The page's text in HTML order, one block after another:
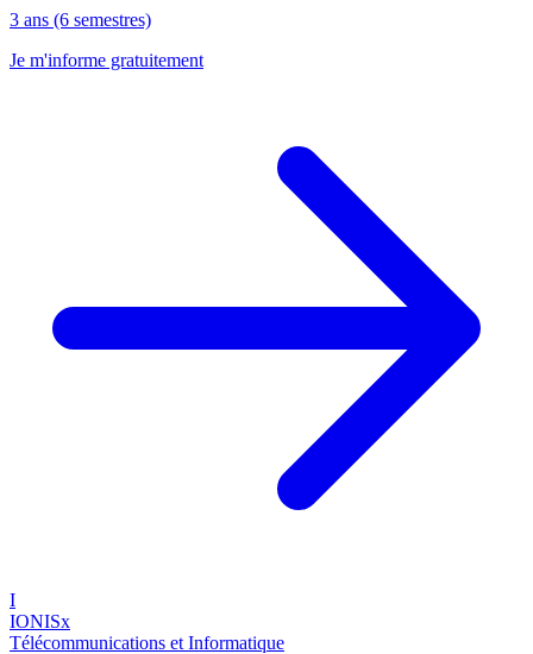
3 ans (6 semestres)
Je m'informe gratuitement
I
IONISx
Télécommunications et Informatique